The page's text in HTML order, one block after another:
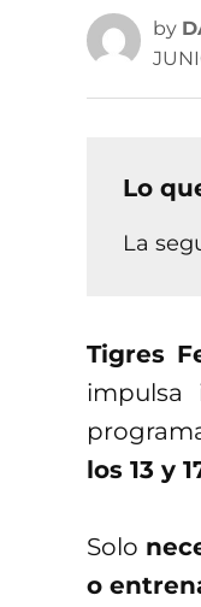
by
Lo
La
Tigres
impulsa
los 13 y
Solo
o